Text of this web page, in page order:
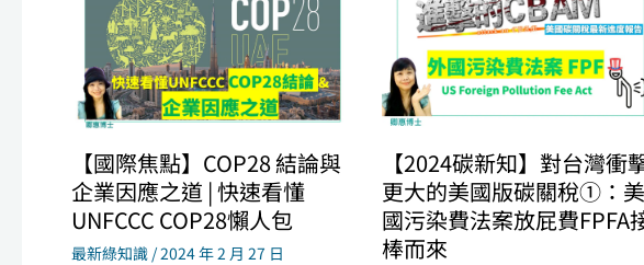
【國際焦點】COP28 結論與
企業因應之道 | 快速看懂
UNFCCC COP28懶人包
最新綠知識 /2024 年 2 月 27 日
【2024碳新知】對台灣衝
更大的美國版碳關稅①：美
國污染費法案放屁費FPFA
棒而來